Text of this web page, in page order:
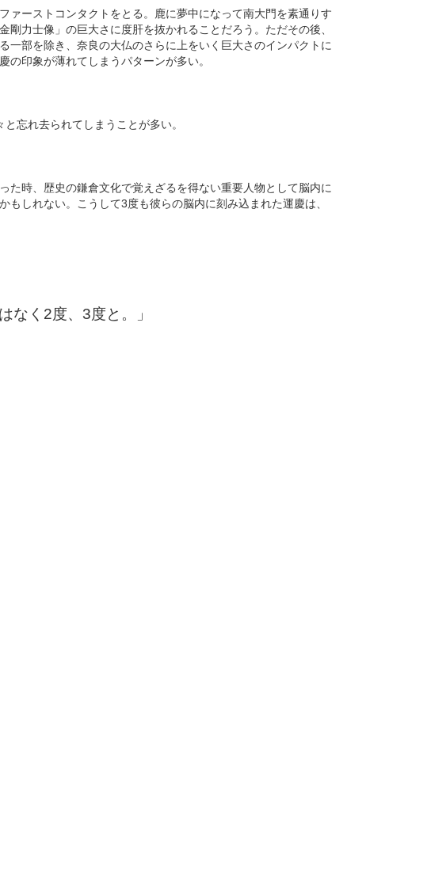
ァーストコンタクトをとる。鹿に夢中になって南大門を素通りす
力士像」の巨大さに度肝を抜かれることだろう。ただその後、
一部を除き、奈良の大仏のさらに上をいく巨大さのインパクトに
の印象が薄れてしまうパターンが多い。
忘れ去られてしまうことが多い。
た時、歴史の鎌倉文化で覚えざるを得ない重要人物として脳内に
しれない。こうして3度も彼らの脳内に刻み込まれた運慶は、
なく2度、3度と。」